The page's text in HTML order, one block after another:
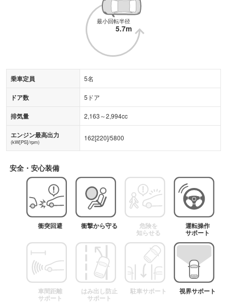
最小回転半径
5.7m
乗車定員 5名
ドア数 5ドア
排気量 2,163～2,994cc
エンジン最高出力
(kW[PS]/rpm) 162[220]/5800
安全・安心装備
衝突回避 衝撃から守る 危険を
知らせる
運転操作
サポート
車間距離
サポート
はみ出し防止
サポート
駐車サポート 視界サポート